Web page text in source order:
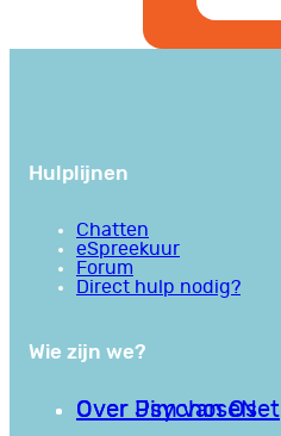
Hulplijnen
Chatten
eSpreekuur
Forum
Direct hulp nodig?
Wie zijn we?
Over PsychoseNet
Over Jim van Os